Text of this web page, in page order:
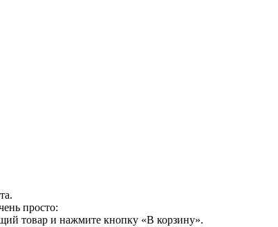
просто:
товар и нажмите кнопку «В корзину».